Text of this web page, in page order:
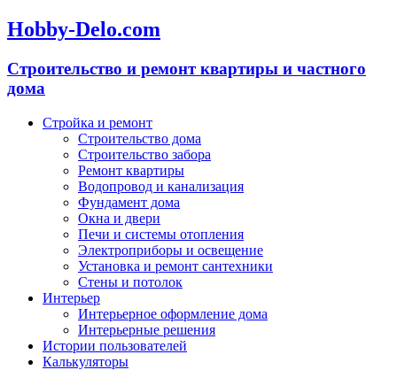
Hobby-Delo.com
Cтроительство и ремонт квартиры и частного
дома
Стройка и ремонт
Строительство дома
Строительство забора
Ремонт квартиры
Водопровод и канализация
Фундамент дома
Окна и двери
Печи и системы отопления
Электроприборы и освещение
Установка и ремонт сантехники
Стены и потолок
Интерьер
Интерьерное оформление дома
Интерьерные решения
Истории пользователей
Калькуляторы